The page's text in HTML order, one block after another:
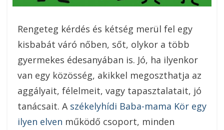
Rengeteg kérdés és kétség merül fel egy
kisbabát váró nőben, sőt, olykor a több
gyermekes édesanyában is. Jó, ha ilyenkor
van egy közösség, akikkel megoszthatja az
aggályait, félelmeit, vagy tapasztalatait, jó
tanácsait. A székelyhídi Baba-mama Kör egy
ilyen elven működő csoport, minden